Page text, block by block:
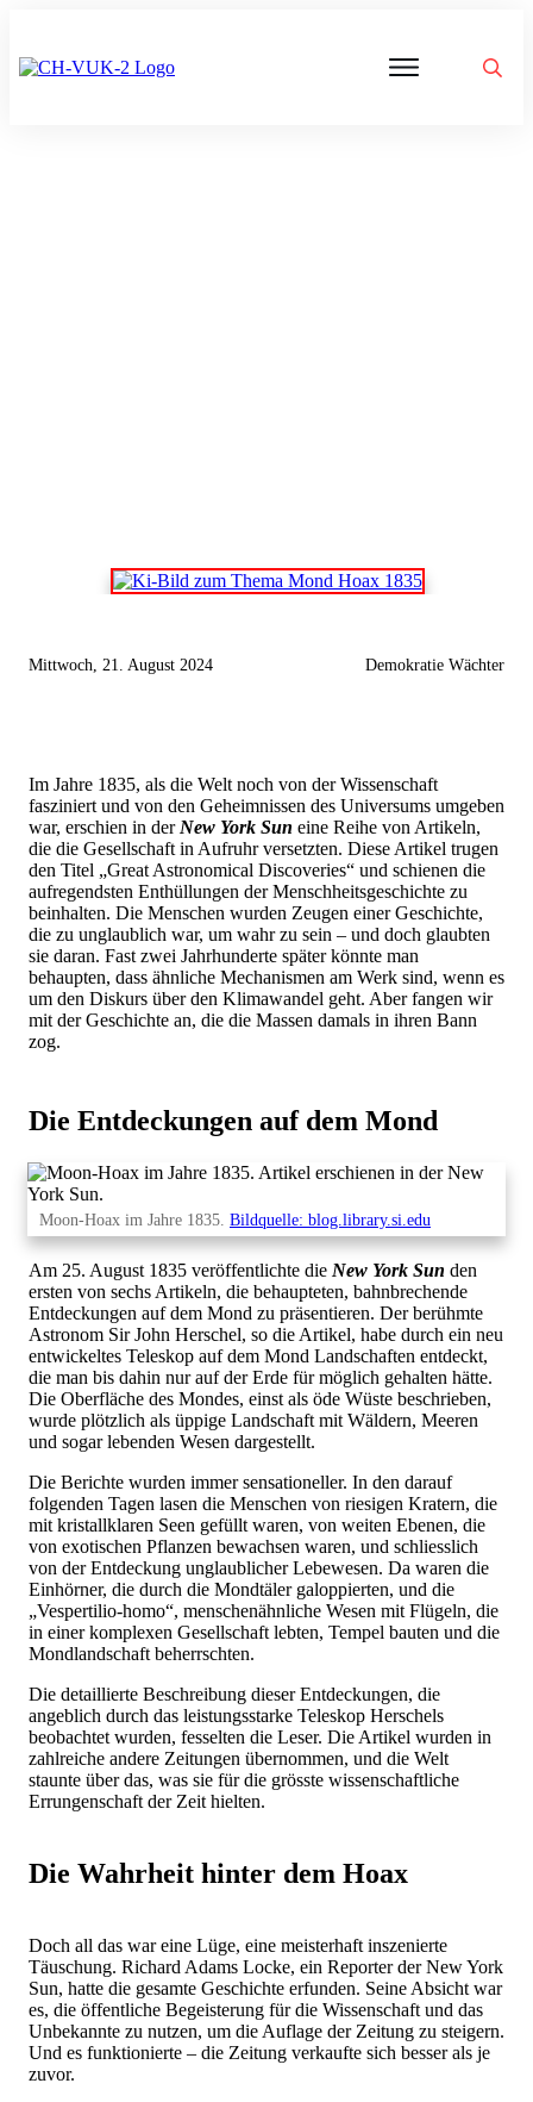
Mittwoch, 21. August 2024 Demokratie Wächter
Im Jahre 1835, als die Welt noch von der Wissenschaft
fasziniert und von den Geheimnissen des Universums umgeben
war, erschien in der New York Sun eine Reihe von Artikeln,
die die Gesellschaft in Aufruhr versetzten. Diese Artikel trugen
den Titel „Great Astronomical Discoveries“ und schienen die
aufregendsten Enthüllungen der Menschheitsgeschichte zu
beinhalten. Die Menschen wurden Zeugen einer Geschichte,
die zu unglaublich war, um wahr zu sein – und doch glaubten
sie daran. Fast zwei Jahrhunderte später könnte man
behaupten, dass ähnliche Mechanismen am Werk sind, wenn es
um den Diskurs über den Klimawandel geht. Aber fangen wir
mit der Geschichte an, die die Massen damals in ihren Bann
zog.
Die Entdeckungen auf dem Mond
Moon-Hoax im Jahre 1835. Bildquelle: blog.library.si.edu
Am 25. August 1835 veröffentlichte die New York Sun den
ersten von sechs Artikeln, die behaupteten, bahnbrechende
Entdeckungen auf dem Mond zu präsentieren. Der berühmte
Astronom Sir John Herschel, so die Artikel, habe durch ein neu
entwickeltes Teleskop auf dem Mond Landschaften entdeckt,
die man bis dahin nur auf der Erde für möglich gehalten hätte.
Die Oberfläche des Mondes, einst als öde Wüste beschrieben,
wurde plötzlich als üppige Landschaft mit Wäldern, Meeren
und sogar lebenden Wesen dargestellt.
Die Berichte wurden immer sensationeller. In den darauf
folgenden Tagen lasen die Menschen von riesigen Kratern, die
mit kristallklaren Seen gefüllt waren, von weiten Ebenen, die
von exotischen Pflanzen bewachsen waren, und schliesslich
von der Entdeckung unglaublicher Lebewesen. Da waren die
Einhörner, die durch die Mondtäler galoppierten, und die
„Vespertilio-homo“, menschenähnliche Wesen mit Flügeln, die
in einer komplexen Gesellschaft lebten, Tempel bauten und die
Mondlandschaft beherrschten.
Die detaillierte Beschreibung dieser Entdeckungen, die
angeblich durch das leistungsstarke Teleskop Herschels
beobachtet wurden, fesselten die Leser. Die Artikel wurden in
zahlreiche andere Zeitungen übernommen, und die Welt
staunte über das, was sie für die grösste wissenschaftliche
Errungenschaft der Zeit hielten.
Die Wahrheit hinter dem Hoax
Doch all das war eine Lüge, eine meisterhaft inszenierte
Täuschung. Richard Adams Locke, ein Reporter der New York
Sun, hatte die gesamte Geschichte erfunden. Seine Absicht war
es, die öffentliche Begeisterung für die Wissenschaft und das
Unbekannte zu nutzen, um die Auflage der Zeitung zu steigern.
Und es funktionierte – die Zeitung verkaufte sich besser als je
zuvor.